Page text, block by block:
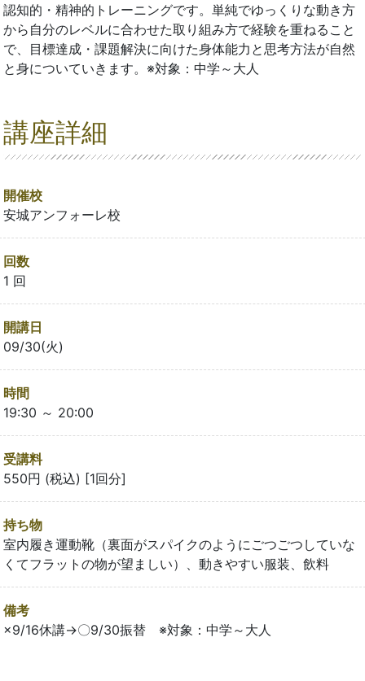
認知的・精神的トレーニングです。単純でゆっくりな動き方
から自分のレベルに合わせた取り組み方で経験を重ねること
で、目標達成・課題解決に向けた身体能力と思考方法が自然
と身についていきます。※対象：中学～大人
講座詳細
開催校
安城アンフォーレ校
回数
1 回
開講日
09/30(火)
時間
19:30 ～ 20:00
受講料
550円 (税込) [1回分]
持ち物
室内履き運動靴（裏面がスパイクのようにごつごつしていな
くてフラットの物が望ましい）、動きやすい服装、飲料
備考
×9/16休講→〇9/30振替 ※対象：中学～大人